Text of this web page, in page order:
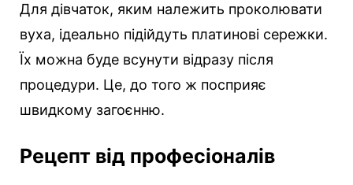
Для дівчаток, яким належить проколювати
вуха, ідеально підійдуть платинові сережки.
Їх можна буде всунути відразу після
процедури. Це, до того ж посприяє
швидкому загоєнню.
Рецепт від професіоналів